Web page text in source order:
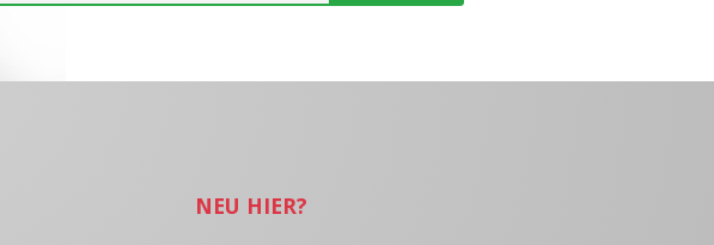
NEU HIER?